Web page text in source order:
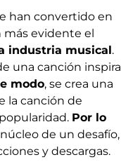
han convertido en
más evidente el
industria musical.
una canción inspira
modo, se crea una
la canción de
Por lo
de un desafío,
y descargas.